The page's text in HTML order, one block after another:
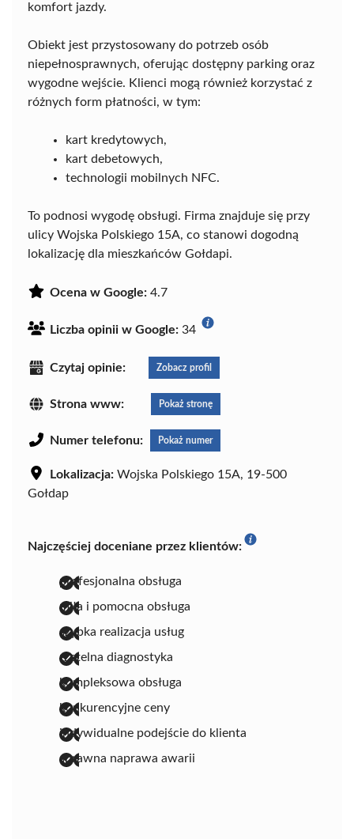
komfort jazdy.
Obiekt jest przystosowany do potrzeb osób
niepełnosprawnych, oferując dostępny parking oraz
wygodne wejście. Klienci mogą również korzystać z
różnych form płatności, w tym:
kart kredytowych,
kart debetowych,
technologii mobilnych NFC.
To podnosi wygodę obsługi. Firma znajduje się przy
ulicy Wojska Polskiego 15A, co stanowi dogodną
lokalizację dla mieszkańców Gołdapi.
Ocena w Google: 4.7
Liczba opinii w Google: 34
Czytaj opinie: Zobacz profil
Strona www: Pokaż stronę
Numer telefonu: Pokaż numer
Lokalizacja: Wojska Polskiego 15A, 19-500
Gołdap
Najczęściej doceniane przez klientów:
profesjonalna obsługa
miła i pomocna obsługa
szybka realizacja usług
rzetelna diagnostyka
kompleksowa obsługa
konkurencyjne ceny
indywidualne podejście do klienta
sprawna naprawa awarii